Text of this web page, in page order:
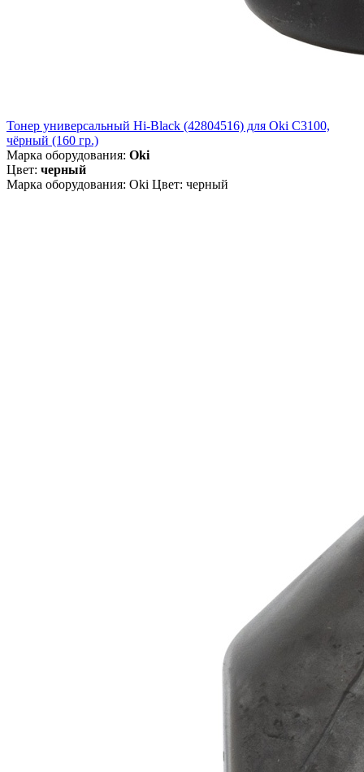
Тонер универсальный Hi-Black (42804516) для Oki С3100,
чёрный (160 гр.)
Марка оборудования: Oki
Цвет: черный
Марка оборудования: Oki Цвет: черный